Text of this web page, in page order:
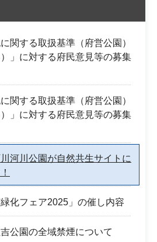
関する取扱基準（府営公園）
」に対する府民意見等の募集
関する取扱基準（府営公園）
」に対する府民意見等の募集
河川公園が自然共生サイトに
緑化フェア2025」の催し内容
公園の全域禁煙について